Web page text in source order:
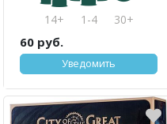
14+ 1-4 30+
60 руб.
Уведомить